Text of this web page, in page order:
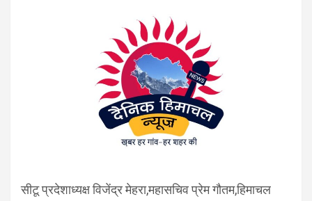
सीटू प्रदेशाध्यक्ष विजेंद्र मेहरा,महासचिव प्रेम गौतम,हिमाचल